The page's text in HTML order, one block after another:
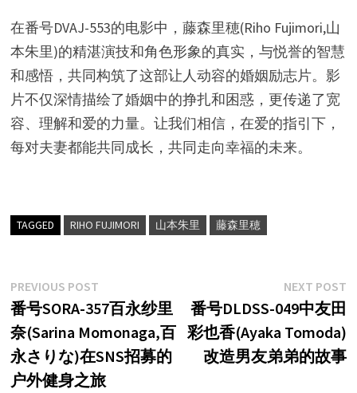
在番号DVAJ-553的电影中，藤森里穂(Riho Fujimori,山
本朱里)的精湛演技和角色形象的真实，与悦誉的智慧
和感悟，共同构筑了这部让人动容的婚姻励志片。影
片不仅深情描绘了婚姻中的挣扎和困惑，更传递了宽
容、理解和爱的力量。让我们相信，在爱的指引下，
每对夫妻都能共同成长，共同走向幸福的未来。
TAGGED RIHO FUJIMORI 山本朱里 藤森里穂
文
章
导
航
PREVIOUS POSTPrevious
post:
番号SORA-357百永纱里
奈(Sarina Momonaga,百
永さりな)在SNS招募的
户外健身之旅
NEXT POST
番号DLDSS-049中友田
彩也香(Ayaka Tomoda)
改造男友弟弟的故事